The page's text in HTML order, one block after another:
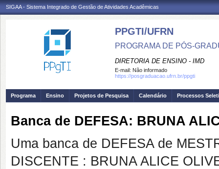
SIGAA - Sistema Integrado de Gestão de Atividades Acadêmicas
PPGTI/UFRN
PROGRAMA DE PÓS-
DIRETORIA DE ENSINO - IMD
E-mail: Não informado
https://posgraduacao.ufrn.br/ppgti
Programa Ensino Projetos de Pesquisa Calendário Processos
Banca de DEFESA: BRUNA
Uma banca de DEFESA de
DISCENTE : BRUNA ALICE